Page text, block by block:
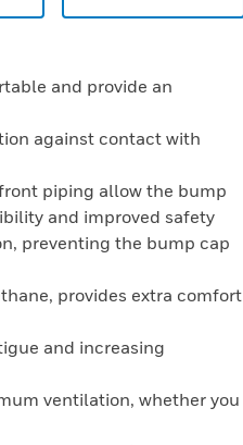
and provide an
against contact with
piping allow the bump
and improved safety
preventing the bump cap
provides extra comfort
and increasing
ventilation, whether you